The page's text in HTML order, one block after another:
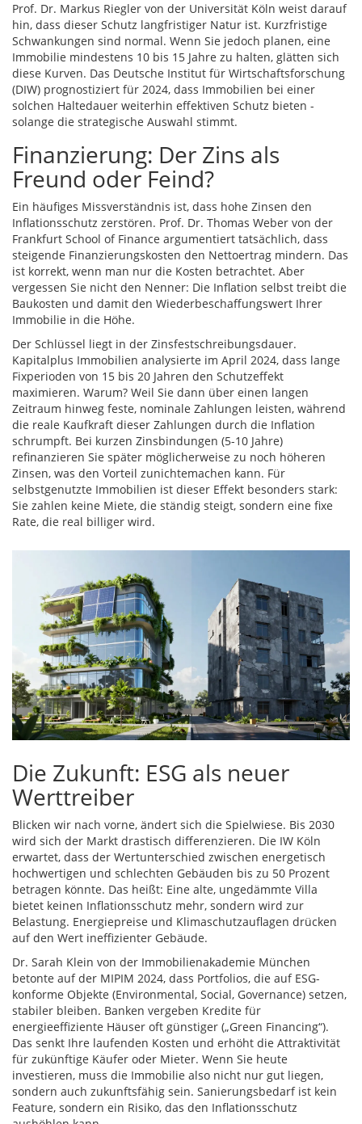
Prof. Dr. Markus Riegler von der Universität Köln weist darauf
hin, dass dieser Schutz langfristiger Natur ist. Kurzfristige
Schwankungen sind normal. Wenn Sie jedoch planen, eine
Immobilie mindestens 10 bis 15 Jahre zu halten, glätten sich
diese Kurven. Das Deutsche Institut für Wirtschaftsforschung
(DIW) prognostiziert für 2024, dass Immobilien bei einer
solchen Haltedauer weiterhin effektiven Schutz bieten -
solange die strategische Auswahl stimmt.
Finanzierung: Der Zins als
Freund oder Feind?
Ein häufiges Missverständnis ist, dass hohe Zinsen den
Inflationsschutz zerstören. Prof. Dr. Thomas Weber von der
Frankfurt School of Finance argumentiert tatsächlich, dass
steigende Finanzierungskosten den Nettoertrag mindern. Das
ist korrekt, wenn man nur die Kosten betrachtet. Aber
vergessen Sie nicht den Nenner: Die Inflation selbst treibt die
Baukosten und damit den Wiederbeschaffungswert Ihrer
Immobilie in die Höhe.
Der Schlüssel liegt in der Zinsfestschreibungsdauer.
Kapitalplus Immobilien analysierte im April 2024, dass lange
Fixperioden von 15 bis 20 Jahren den Schutzeffekt
maximieren. Warum? Weil Sie dann über einen langen
Zeitraum hinweg feste, nominale Zahlungen leisten, während
die reale Kaufkraft dieser Zahlungen durch die Inflation
schrumpft. Bei kurzen Zinsbindungen (5-10 Jahre)
refinanzieren Sie später möglicherweise zu noch höheren
Zinsen, was den Vorteil zunichtemachen kann. Für
selbstgenutzte Immobilien ist dieser Effekt besonders stark:
Sie zahlen keine Miete, die ständig steigt, sondern eine fixe
Rate, die real billiger wird.
Die Zukunft: ESG als neuer
Werttreiber
Blicken wir nach vorne, ändert sich die Spielwiese. Bis 2030
wird sich der Markt drastisch differenzieren. Die IW Köln
erwartet, dass der Wertunterschied zwischen energetisch
hochwertigen und schlechten Gebäuden bis zu 50 Prozent
betragen könnte. Das heißt: Eine alte, ungedämmte Villa
bietet keinen Inflationsschutz mehr, sondern wird zur
Belastung. Energiepreise und Klimaschutzauflagen drücken
auf den Wert ineffizienter Gebäude.
Dr. Sarah Klein von der Immobilienakademie München
betonte auf der MIPIM 2024, dass Portfolios, die auf ESG-
konforme Objekte (Environmental, Social, Governance) setzen,
stabiler bleiben. Banken vergeben Kredite für
energieeffiziente Häuser oft günstiger („Green Financing“).
Das senkt Ihre laufenden Kosten und erhöht die Attraktivität
für zukünftige Käufer oder Mieter. Wenn Sie heute
investieren, muss die Immobilie also nicht nur gut liegen,
sondern auch zukunftsfähig sein. Sanierungsbedarf ist kein
Feature, sondern ein Risiko, das den Inflationsschutz